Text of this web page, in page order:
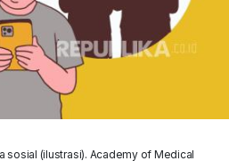
sosial (ilustrasi). Academy of Medical